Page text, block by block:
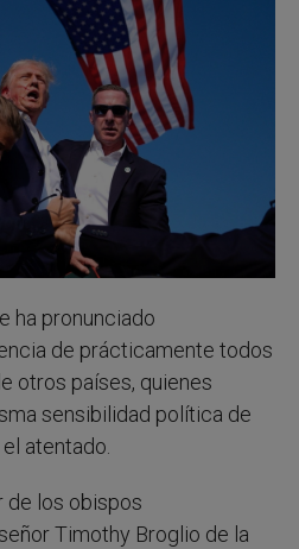
ha pronunciado
de prácticamente todos
otros países, quienes
sensibilidad política de
atentado.
de los obispos
Timothy Broglio de la